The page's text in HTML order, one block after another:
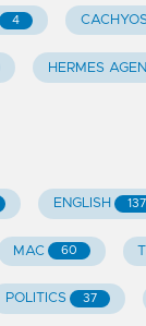
4
HERMES
ENGLISH 137
MAC 60
POLITICS 37